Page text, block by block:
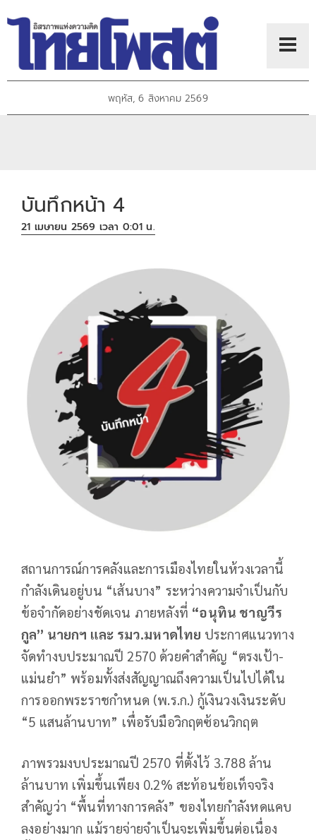
พฤหัส, 6 สิงหาคม 2569
บันทึกหน้า 4
21 เมษายน 2569 เวลา 0:01 น.
สถานการณ์การคลังและการเมืองไทยในห้วงเวลานี้
กำลังเดินอยู่บน “เส้นบาง” ระหว่างความจำเป็นกับ
ข้อจำกัดอย่างชัดเจน ภายหลังที่ “อนุทิน ชาญวีร
กูล” นายกฯ และ รมว.มหาดไทย ประกาศแนวทาง
จัดทำงบประมาณปี 2570 ด้วยคำสำคัญ “ตรงเป้า-
แม่นยำ” พร้อมทั้งส่งสัญญาณถึงความเป็นไปได้ใน
การออกพระราชกำหนด (พ.ร.ก.) กู้เงินวงเงินระดับ
“5 แสนล้านบาท” เพื่อรับมือวิกฤตซ้อนวิกฤต
ภาพรวมงบประมาณปี 2570 ที่ตั้งไว้ 3.788 ล้าน
ล้านบาท เพิ่มขึ้นเพียง 0.2% สะท้อนข้อเท็จจริง
สำคัญว่า “พื้นที่ทางการคลัง” ของไทยกำลังหดแคบ
ลงอย่างมาก แม้รายจ่ายจำเป็นจะเพิ่มขึ้นต่อเนื่อง